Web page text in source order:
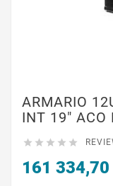
ARMARIO
INT 19" ACO
    
161 334,70